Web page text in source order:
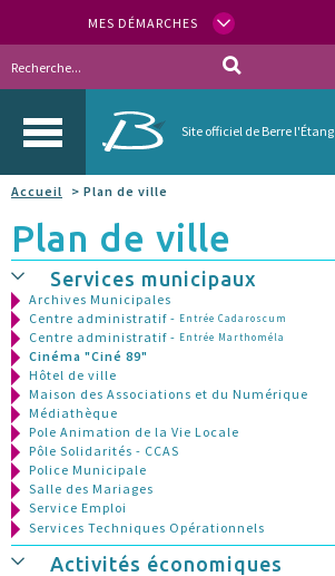
MES DÉMARCHES
Site officiel de Berre l'Étang
Accueil > Plan de ville
Plan de ville
Services municipaux
Archives Municipales
Centre administratif - Entrée Cadaroscum
Centre administratif - Entrée Marthoméla
Cinéma "Ciné 89"
Hôtel de ville
Maison des Associations et du Numérique
Médiathèque
Pole Animation de la Vie Locale
Pôle Solidarités - CCAS
Police Municipale
Salle des Mariages
Service Emploi
Services Techniques Opérationnels
Activités économiques